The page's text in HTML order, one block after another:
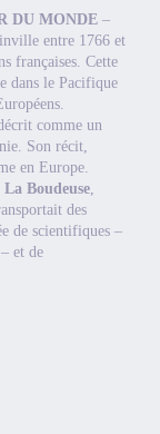
DU MONDE–
entre 1766 et
françaises. Cette
dans le Pacifique
comme un
Son récit,
en Europe.
La Boudeuse,
des
de scientifiques –
et de